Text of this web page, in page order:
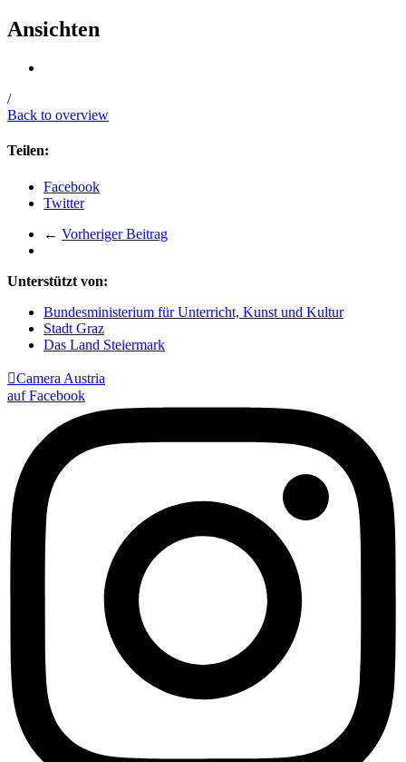
Ansichten
/
Back to overview
Teilen:
Facebook
Twitter
← Vorheriger Beitrag
Unterstützt von:
Bundesministerium für Unterricht, Kunst und Kultur
Stadt Graz
Das Land Steiermark
Camera Austria
auf Facebook